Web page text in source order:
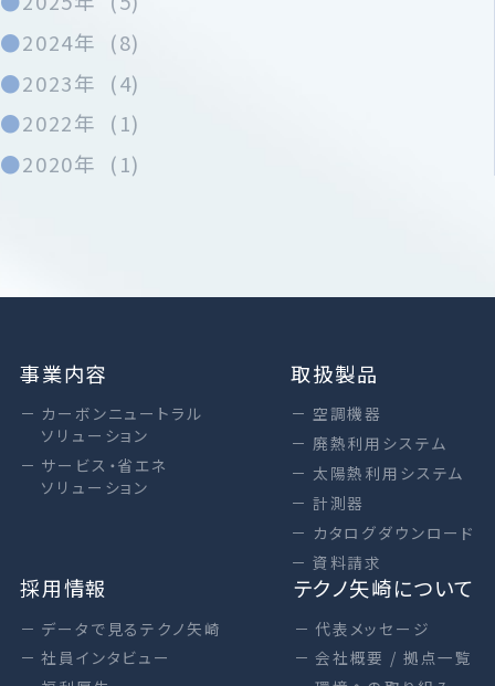
2024年 (8)
2023年 (4)
2022年 (1)
2020年 (1)
事業内容
カーボンニュートラル
ソリューション
サービス・省エネ
ソリューション
取扱製品
空調機器
廃熱利用システム
太陽熱利用システム
計測器
カタログダウンロード
資料請求
採用情報
データで見るテクノ矢崎
社員インタビュー
テクノ矢崎について
代表メッセージ
会社概要 / 拠点一覧